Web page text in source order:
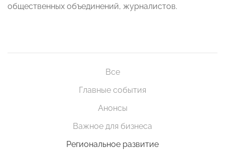
общественных объединений, журналистов.
Все
Главные события
Анонсы
Важное для бизнеса
Региональное развитие